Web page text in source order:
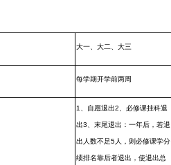
大一、大二、大三
每学期开学前两周
1 、自愿退出2 、必修课挂科退
出3 、末尾退出：一年后，若退
出人数不足5人，则必修课学分
绩排名靠后者退出，使退出总